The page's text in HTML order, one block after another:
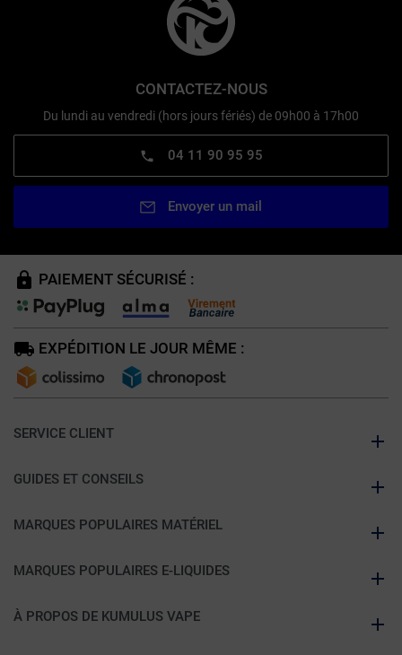
CONTACTEZ-NOUS
Du lundi au vendredi (hors jours fériés) de 09h00 à 17h00
04 11 90 95 95
Envoyer un mail
PAIEMENT SÉCURISÉ :
EXPÉDITION LE JOUR MÊME :
SERVICE CLIENT
GUIDES ET CONSEILS
MARQUES POPULAIRES MATÉRIEL
MARQUES POPULAIRES E-LIQUIDES
À PROPOS DE KUMULUS VAPE